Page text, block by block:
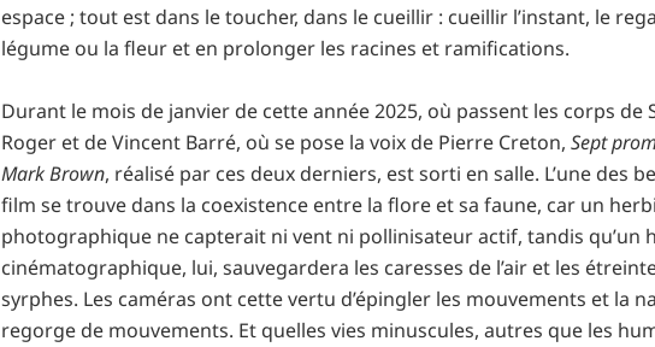
espace ; tout est dans le toucher, dans le cueillir : cueillir l’instant, le
légume ou la fleur et en prolonger les racines et ramifications.
Durant le mois de janvier de cette année 2025, où passent les corps de
Roger et de Vincent Barré, où se pose la voix de Pierre Creton,Sept
Mark Brown, réalisé par ces deux derniers, est sorti en salle. L’une des
film se trouve dans la coexistence entre la flore et sa faune, car un
photographique ne capterait ni vent ni pollinisateur actif, tandis qu’un
cinématographique, lui, sauvegardera les caresses de l’air et les
syrphes. Les caméras ont cette vertu d’épingler les mouvements et la
regorge de mouvements. Et quelles vies minuscules, autres que les